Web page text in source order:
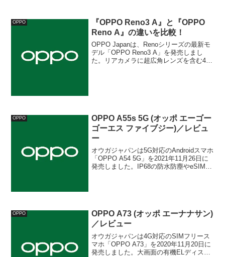
デル「moto g32」とではどのように違う
のか比較します。
OPPO
『OPPO Reno3 A』と『OPPO
Reno A』の違いを比較！
OPPO Japanは、Renoシリーズの最新モ
デル「OPPO Reno3 A」を発売しまし
た。リアカメラに超広角レンズを含む4眼
OPPO
OPPO A55s 5G (オッポ エーゴー
ゴーエス ファイブジー)／レビュ
ー
オウガジャパンは5G対応のAndroidスマホ
「OPPO A54 5G」を2021年11月26日に
発売しました。IP68の防水防塵やeSIMに
OPPO
OPPO A73 (オッポ エーナナサン)
／レビュー
オウガジャパンは4G対応のSIMフリース
マホ「OPPO A73」を2020年11月20日に
発売しました。大画面の有機ELディスプ